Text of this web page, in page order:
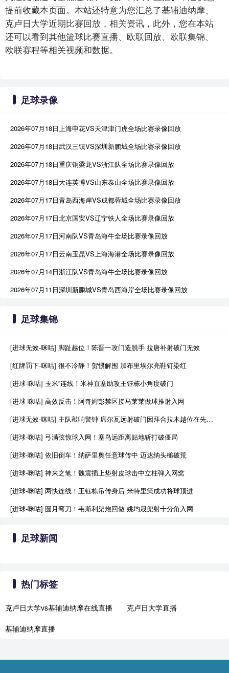
提前收藏本页面。本站还特意为您汇总了基辅迪纳摩、
克卢日大学近期比赛回放，相关资讯，此外，您在本站
还可以看到其他篮球比赛直播、欧联回放、欧联集锦、
欧联赛程等相关视频和数据。
足球录像
2026年07月18日上海申花VS天津津门虎全场比赛录像回放
2026年07月18日武汉三镇VS深圳新鹏城全场比赛录像回放
2026年07月18日重庆铜梁龙VS浙江队全场比赛录像回放
2026年07月18日大连英博VS山东泰山全场比赛录像回放
2026年07月17日青岛西海岸VS成都蓉城全场比赛录像回放
2026年07月17日北京国安VS辽宁铁人全场比赛录像回放
2026年07月17日河南队VS青岛海牛全场比赛录像回放
2026年07月17日云南玉昆VS上海海港全场比赛录像回放
2026年07月14日浙江队VS青岛海牛全场比赛录像回放
2026年07月11日深圳新鹏城VS青岛西海岸全场比赛录像回放
足球集锦
[进球无效-咪咕] 脚趾越位！陈晋一攻门造脱手 拉唐补射破门无效
[红牌罚下-咪咕] 很不冷静！贺惯解围 加布里埃尔亮鞋钉染红
[进球-咪咕] 玉米”连线！米神直塞助攻王钰栋小角度破门
[进球-咪咕] 高效反击！阿奇姆彭禁区接马莱莱做球推射入网
[进球无效-咪咕] 主队敲响警钟 席尔瓦远射破门因拜合拉木越位在先进球无效
[进球-咪咕] 弓满弦惊球入网！塞鸟远距离贴地斩打破僵局
[进球-咪咕] 依旧倒车！纳萨里奥任意球传中 迈达纳头槌破荒
[进球-咪咕] 神来之笔！魏震插上垫射皮球击中立柱弹入网窝
[进球-咪咕] 两快连线！王钰栋吊传身后 米特里策成功将球顶进
[进球-咪咕] 圆月弯刀！韦斯利架炮回做 姚均晟兜射十分角入网
足球新闻
热门标签
克卢日大学vs基辅迪纳摩在线直播 克卢日大学直播
基辅迪纳摩直播